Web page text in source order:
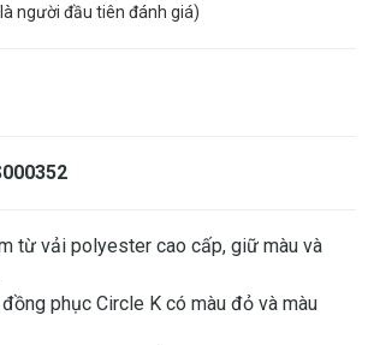
người đầu tiên đánh giá)
từ vải polyester cao cấp, giữ màu và
phục Circle K có màu đỏ và màu